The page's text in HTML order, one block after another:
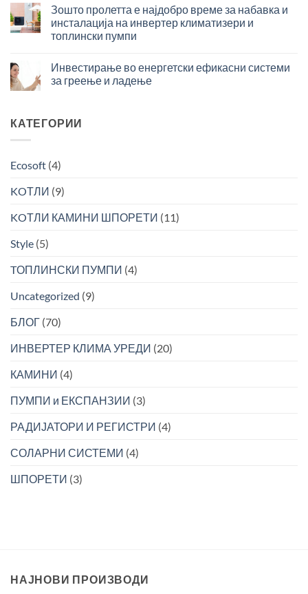
во
подготовка
и
ладење
инвестиција
брз
поврат
од
Инсталирање
на
Современи
за
и
Зошто пролетта е најдобро време за набавка и
инсталација на инвертер климатизери и
топлински пумпи
пролетта
најдобро
набавка
инвертер
и
пумпи
Инвестирање во енергетски ефикасни системи
за греење и ладење
енергетски
греење
ладење
КАТЕГОРИИ
Ecosoft (4)
KOТЛИ (9)
KOТЛИ КАМИНИ ШПОРЕТИ (11)
Style (5)
TОПЛИНСКИ ПУМПИ (4)
Uncategorized (9)
БЛОГ (70)
ИНВЕРТЕР КЛИМА УРЕДИ (20)
КАМИНИ (4)
ПУМПИ и ЕКСПАНЗИИ (3)
РАДИЈАТОРИ И РЕГИСТРИ (4)
СОЛАРНИ СИСТЕМИ (4)
ШПОРЕТИ (3)
НАЈНОВИ ПРОИЗВОДИ